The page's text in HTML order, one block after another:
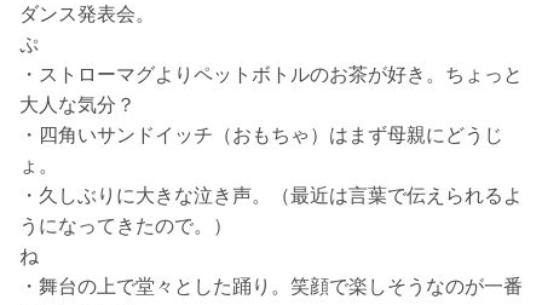
ダンス発表会。
ぷ
・ストローマグよりペットボトルのお茶が好き。ちょっと
大人な気分？
・四角いサンドイッチ（おもちゃ）はまず母親にどうじ
ょ。
・久しぶりに大きな泣き声。（最近は言葉で伝えられるよ
うになってきたので。）
ね
・舞台の上で堂々とした踊り。笑顔で楽しそうなのが一番